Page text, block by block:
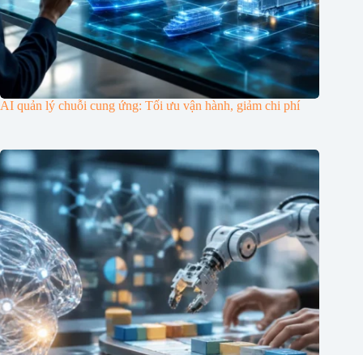
AI quản lý chuỗi cung ứng: Tối ưu vận hành, giảm chi phí